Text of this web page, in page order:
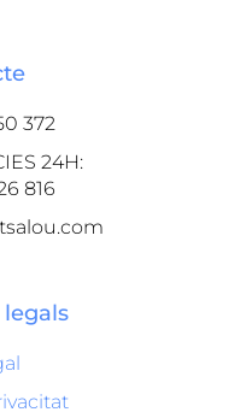
372
24H:
816